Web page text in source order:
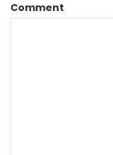
Comment